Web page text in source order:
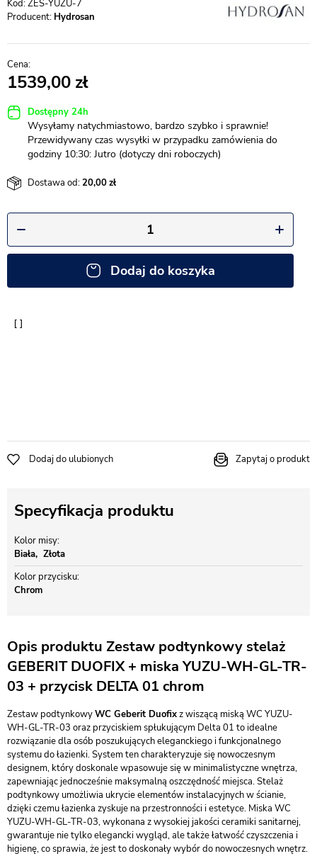
ZES-YUZU-7
Producent: Hydrosan
1539,00
Dostępny 24h
Wysyłamy natychmiastowo, bardzo szybko i sprawnie!
Przewidywany czas wysyłki w przypadku zamówienia do
godziny 10:30: Jutro (dotyczy dni roboczych)
Dostawa od:20,00
Dodaj do koszyka
Dodaj do ulubionych Zapytaj o produkt
Specyfikacja produktu
Kolor misy
Biała
Złota
Kolor przycisku
Chrom
Opis produktu Zestaw podtynkowy stelaż
GEBERIT DUOFIX + miska YUZU-WH-GL-TR-
03 + przycisk DELTA 01 chrom
Zestaw podtynkowyWC Geberit Duofixz wiszącą miską WC YUZU-
WH-GL-TR-03 oraz przyciskiem spłukującym Delta 01 to idealne
rozwiązanie dla osób poszukujących eleganckiego i funkcjonalnego
systemu do łazienki. System ten charakteryzuje się nowoczesnym
designem, który doskonale wpasowuje się w minimalistyczne wnętrza,
zapewniając jednocześnie maksymalną oszczędność miejsca. Stelaż
podtynkowy umożliwia ukrycie elementów instalacyjnych w ścianie,
dzięki czemu łazienka zyskuje na przestronności i estetyce. Miska WC
YUZU-WH-GL-TR-03, wykonana z wysokiej jakości ceramiki sanitarnej,
gwarantuje nie tylko elegancki wygląd, ale także łatwość czyszczenia i
higienę, co sprawia, że jest to doskonały wybór do nowoczesnych wnętrz.